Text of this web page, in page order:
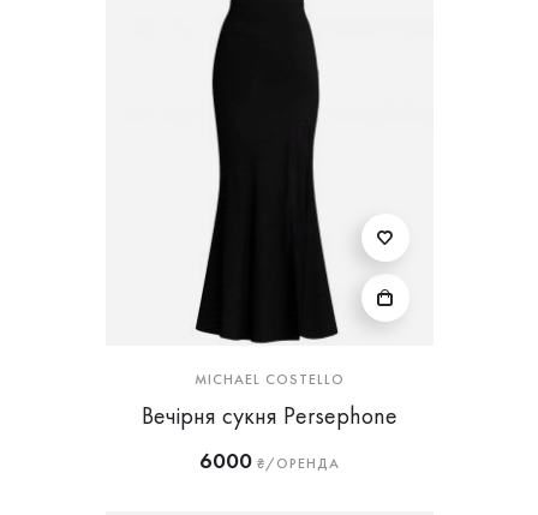
MICHAEL COSTELLO
Вечірня сукня Persephone
6000₴/ОРЕНДА